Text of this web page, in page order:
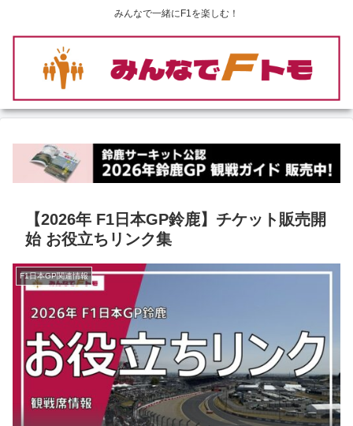
みんなで一緒にF1を楽しむ！
【2026年 F1日本GP鈴鹿】チケット販売開
始 お役立ちリンク集
F1日本GP関連情報